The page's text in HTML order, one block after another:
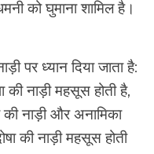
को घुमाना शामिल है।
पर ध्यान दिया जाता है:
की नाड़ी महसूस होती है,
की नाड़ी और अनामिका
की नाड़ी महसूस होती